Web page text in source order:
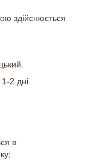
здійснюється
2 дні.
в